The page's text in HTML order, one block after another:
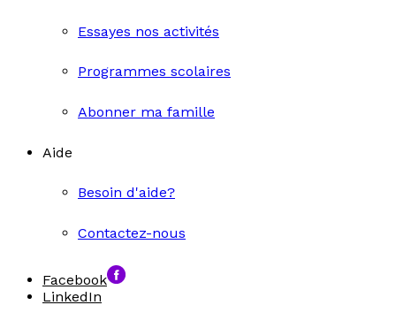
Essayes nos activités
Programmes scolaires
Abonner ma famille
Aide
Besoin d'aide?
Contactez-nous
Facebook
LinkedIn